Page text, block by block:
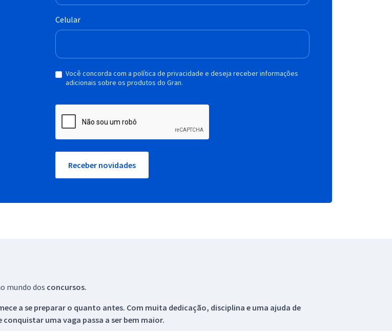
Celular
Você concorda com a política de privacidade e deseja receber informações
adicionais sobre os produtos do Gran.
Receber novidades
mundo dos concursos.
a se preparar o quanto antes. Com muita dedicação, disciplina e uma ajuda de
conquistar uma vaga passa a ser bem maior.